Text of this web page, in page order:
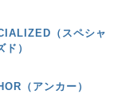
（スペシャ
ド）
（アンカー）